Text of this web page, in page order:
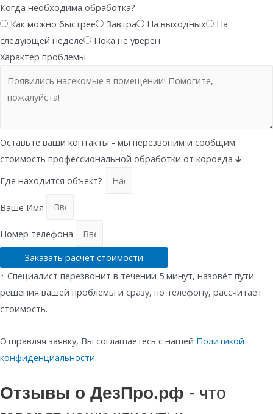
Когда необходима обработка?
Как можно быстрее
Завтра На выходных
На
следующей неделе
Пока не уверен
Характер проблемы
Оставьте ваши контакты - мы перезвоним и сообщим
стоимость профессиональной обработки от короеда 🡳
Где находится объект?
Ваше Имя
Номер телефона
Заказать расчёт стоимости
↑ Специалист перезвонит в течении 5 минут, назовёт пути
решения вашей проблемы и сразу, по телефону, рассчитает
стоимость.
Отправляя заявку, Вы соглашаетесь с нашей Политикой
конфиденциальности.
Отзывы о ДезПро.рф - что